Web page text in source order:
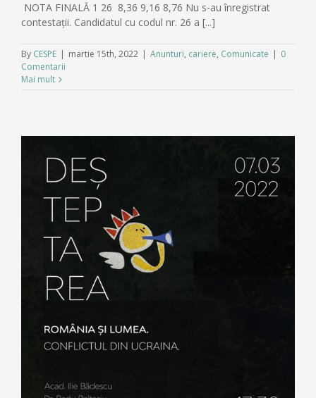
NOTA FINALĂ 1 26 8,36 9,16 8,76 Nu s-au înregistrat
contestații. Candidatul cu codul nr. 26 a [...]
By CESPE | martie 15th, 2022 | Anunturi, cariere, Comunicate | 0
Comentarii
Mai mult